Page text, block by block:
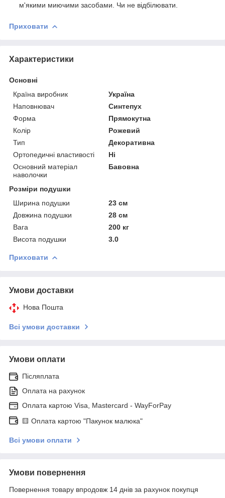
м'якими миючими засобами. Чи не відбілювати.
Приховати
Характеристики
Основні
Країна виробник
Україна
Наповнювач
Синтепух
Форма
Прямокутна
Колір
Рожевий
Тип
Декоративна
Ортопедичні властивості
Ні
Основний матеріал
наволочки
Бавовна
Розміри подушки
Ширина подушки
23 см
Довжина подушки
28 см
Вага
200 кг
Висота подушки
3.0
Приховати
Умови доставки
Нова Пошта
Всі умови доставки
Умови оплати
Післяплата
Оплата на рахунок
Оплата картою Visa, Mastercard - WayForPay
🟨 Оплата картою "Пакунок малюка"
Всі умови оплати
Умови повернення
Повернення товару впродовж 14 днів за рахунок покупця